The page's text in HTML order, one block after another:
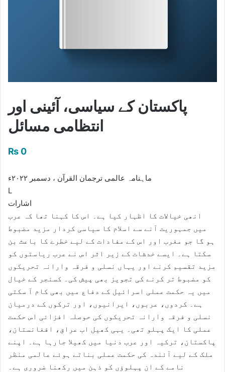
پاکستان کے سیاسی، آئینی اور
انتظامی مسائل
₨ 0
ماہنامہ عالمی ترجمان القرآن ، دسمبر ۲۰۲۲ء
L
اشارات
انھی خیالات کا اظہار کیا ہے۔ اس کا کہنا تھا کہ عرب
میں جمہوریت آنے سے اسلام کا سیاسی کردار مزید مضبوط
ہو گا جو مغرب اور اس کے مفادات کے لیے خطرے کا باعث بن
سکتا ہے۔ ایسے خدشات کے زیر اثر اس نے عرب ریاستوں کو
مزید تقسیم کرنے اور یہاں نسلی و فرقہ وارانہ تحریکوں
کو مضبوط تر کرنے کی تجویز بھی پیش کی۔ کسنجر کے خیال
میں یہ حکمت عملی اسرائیل کے دفاع میں بھی کام آ سکتی
ہے۔ کردوں، عربوں، ایرانیوں، اور ترکوں کے درمیان
نسلی و فرقہ وارانہ تحریکوں کی حوصلہ افزائی اس حکمت
عملی کا ایک پہلو تھی۔ یہی کھیل اب عراق، افغانستان،
پاکستان، ترکیہ اور عرب دنیا میں کھیلا جارہا ہے۔ اپنے
ملک کے لیے آئندہ کی حکمت عملی بناتے ہوئے عالمی منظر
نامے کے ان پہلوؤں کو ذہن میں رکھنا ضروری ہے۔